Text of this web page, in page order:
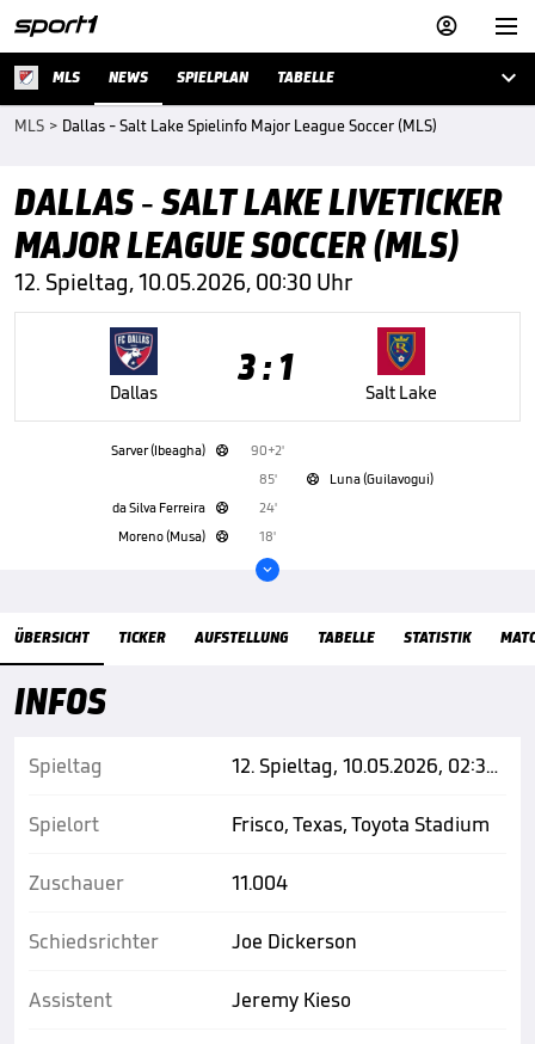


MLS NEWS SPIELPLAN TABELLE 
MLS > Dallas - Salt Lake Spielinfo Major League Soccer (MLS)
DALLAS - SALT LAKE LIVETICKER
MAJOR LEAGUE SOCCER (MLS)
12. Spieltag, 10.05.2026, 00:30 Uhr
Dallas
3 : 1
Salt Lake
Sarver (Ibeagha) 
90+2'
85'

Luna (Guilavogui)
da Silva Ferreira

24'
Moreno (Musa)
 18'

ÜBERSICHT TICKER AUFSTELLUNG TABELLE STATISTIK
INFOS
Spieltag
Spielort
Zuschauer
Schiedsrichter
Assistent
12. Spieltag, 10.05.2026, 02:30 Uhr
Frisco, Texas, Toyota Stadium
11.004
Joe Dickerson
Jeremy Kieso